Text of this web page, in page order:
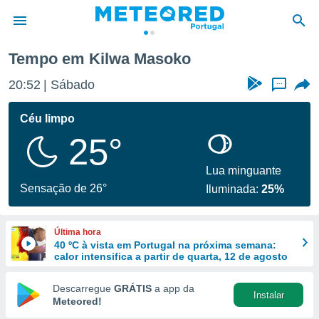
da
foi
fornecidas
a este
das
e
forma
digital
Tempo em Kilwa Masoko
20:52 Sábado ...
Céu limpo
25°
Sensação de 26°
Lua minguante
Iluminada:25%
Última hora
40 ºC à vista em Portugal na próxima semana:
calor intensifica a partir de quarta, 12 de agosto
Descarregue GRÁTIS a app da
Meteored!
Instalar